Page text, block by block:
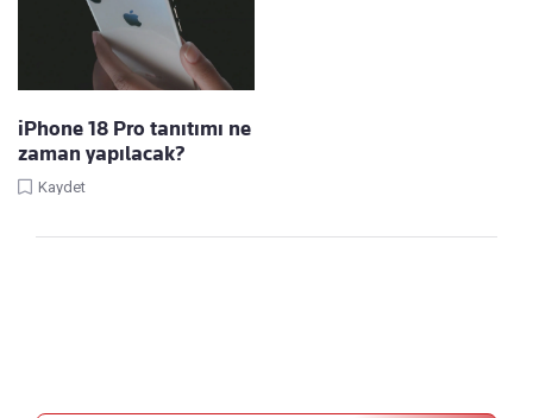
iPhone 18 Pro tanıtımı ne
zaman yapılacak?
Kaydet